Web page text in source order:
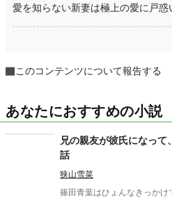
愛を知らない新妻は極上の愛に戸
このコンテンツについて報告する
あなたにおすすめの小説
兄の親友が彼氏になっ
話
狭山雪菜
篠田青葉はひょんなきっか